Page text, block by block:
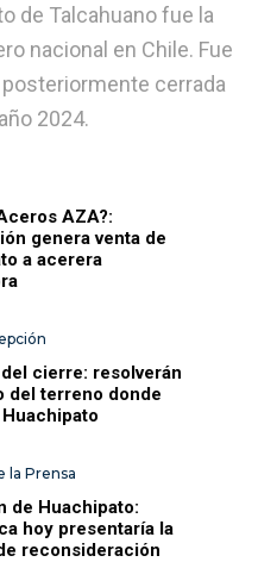
de Talcahuano fue la
nacional en Chile. Fue
cerrada
2024.
AZA?:
genera venta de
a acerera
cierre: resolverán
del terreno donde
la Prensa
de Huachipato:
hoy presentaría la
reconsideración